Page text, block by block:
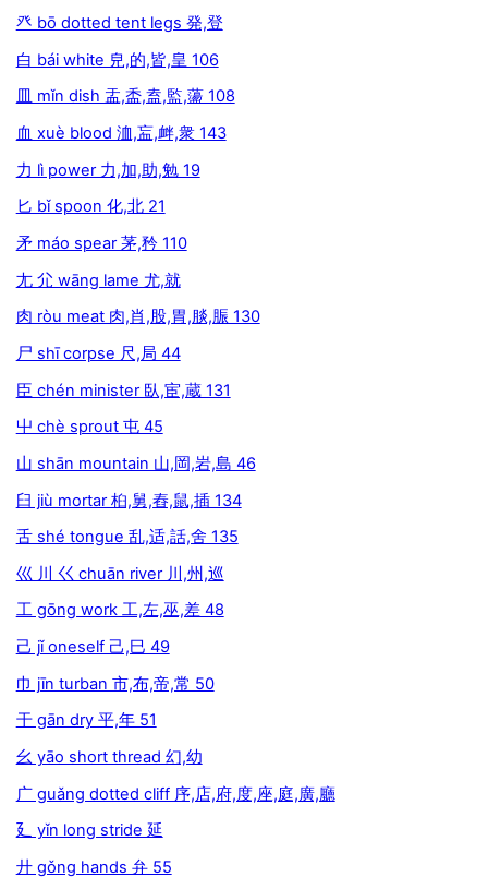
癶 bō dotted tent legs 発,登
白 bái white 皃,的,皆,皇 106
皿 mǐn dish 盂,盉,盍,監,蘯 108
血 xuè blood 洫,衁,衅,衆 143
力 lì power 力,加,助,勉 19
匕 bǐ spoon 化,北 21
矛 máo spear 茅,矜 110
尢 尣 wāng lame 尤,就
肉 ròu meat 肉,肖,股,胃,腅,脤 130
尸 shī corpse 尺,局 44
臣 chén minister 臥,宦,蔵 131
屮 chè sprout 屯 45
山 shān mountain 山,岡,岩,島 46
臼 jiù mortar 桕,舅,舂,鼠,插 134
舌 shé tongue 乱,适,話,舍 135
巛 川 巜 chuān river 川,州,巡
工 gōng work 工,左,巫,差 48
己 jǐ oneself 己,巳 49
巾 jīn turban 市,布,帝,常 50
干 gān dry 平,年 51
幺 yāo short thread 幻,幼
广 guǎng dotted cliff 序,店,府,度,座,庭,廣,廳
廴 yǐn long stride 延
廾 gǒng hands 弁 55